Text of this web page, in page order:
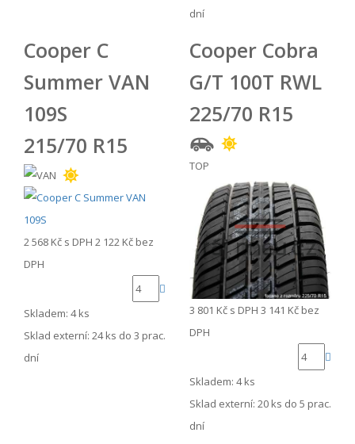
dní
Cooper C
Summer VAN
109S
215/70 R15
2 568 Kč s DPH 2 122 Kč bez
DPH
Skladem: 4 ks
Sklad externí: 24 ks do 3 prac.
dní
Cooper Cobra
G/T 100T RWL
225/70 R15
TOP
3 801 Kč s DPH 3 141 Kč bez
DPH
Skladem: 4 ks
Sklad externí: 20 ks do 5 prac.
dní